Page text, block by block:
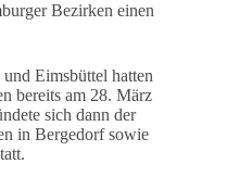
Bezirken einen
Eimsbüttel hatten
bereits am 28. März
sich dann der
in Bergedorf sowie